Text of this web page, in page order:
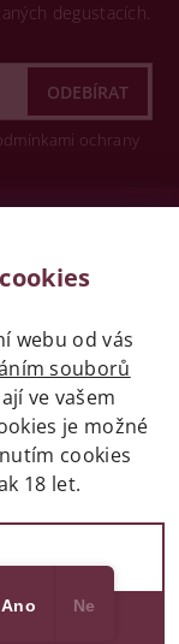
degustacích.
ochrany
osobám
vyhrazena
webu od vás
souborů
ve vašem
je možné
cookies
18 let.
Ano Ne